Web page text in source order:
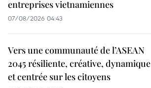
entreprises vietnamiennes
07/08/2026 04:43
Vers une communauté de l’ASEAN
2045 résiliente, créative, dynamique
et centrée sur les citoyens